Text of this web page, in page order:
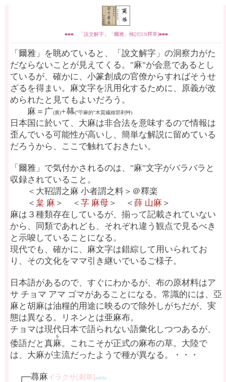
■■■ 「說文解字」「爾雅」検討[13t釋草]■■■
「爾雅」を眺めていると、「說文解字」の洞察力がた
だならないことが見えてくる。"麻"が会意であるとし
ているが、確かに、小篆創成の官僚からすればそうせ
ざるを得まい。麻文字を汎用化するために、原義が改
められたと見てもよいだろう。
麻＝广(廣)+𣏟("苧麻的"木質繊維部剥艸)
日本国に於いて、大麻は非合法を意味するので情報は
歪んでいる可能性が高いし、簡単な解説に留めている
だろうから、ここで触れておきたい。
「爾雅」で気付かされるのは、"麻"文字がバラバラと
収録されていること。
＜大鞀謂之麻 小者謂之料＞＠釋楽
＜ 枲 麻 ＞ ＜ 芓 麻母 ＞ ＜ 薛 山麻 ＞
麻は３種類存在しているが、揃って記載されていない
から、同類であれども、それぞれ違う観点で見るべき
と示唆していることになる。
現代でも、確かに、麻文字は錯綜して用いられてお
り、その文化をママ引き継いでいるご様子。
日本語があるので、すぐにわかるが、布の原材料はア
サ チョマ アマ ゴマがあることになる。常識的には、亞
麻と胡麻は油糧的用途に映るので除外しがちだが、実
態は異なる。リネンとは亜麻布。
チョマは現代日本で語られない語彙化しつつあるが、
倭語だと真麻
を
。これこそが正式の麻布の草。大陸で
は、大麻が主流だったようで種が異なる。・・・
┌─蕁麻 イラクサ[刺草]nettle